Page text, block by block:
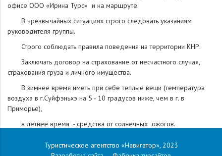
офисе ООО «Ирина Турс» и на маршруте.
­ В чрезвычайных ситуациях строго следовать указаниям
руководителя группы.
­ Строго соблюдать правила поведения на территории КНР.
­ Заключать договор на страхование от несчастного случая,
страхования груза и личного имущества.
­ В зимнее время иметь при себе теплые вещи (температура
воздуха в г.Суйфэньхэ на 5 - 10 градусов ниже, чем в г. в
Приморье),
в летнее время - средства от солнечных ожогов.
которая легковзрываема и небезопасна в применении, хранении,
Туристическое агентство «Навигатор», 2023